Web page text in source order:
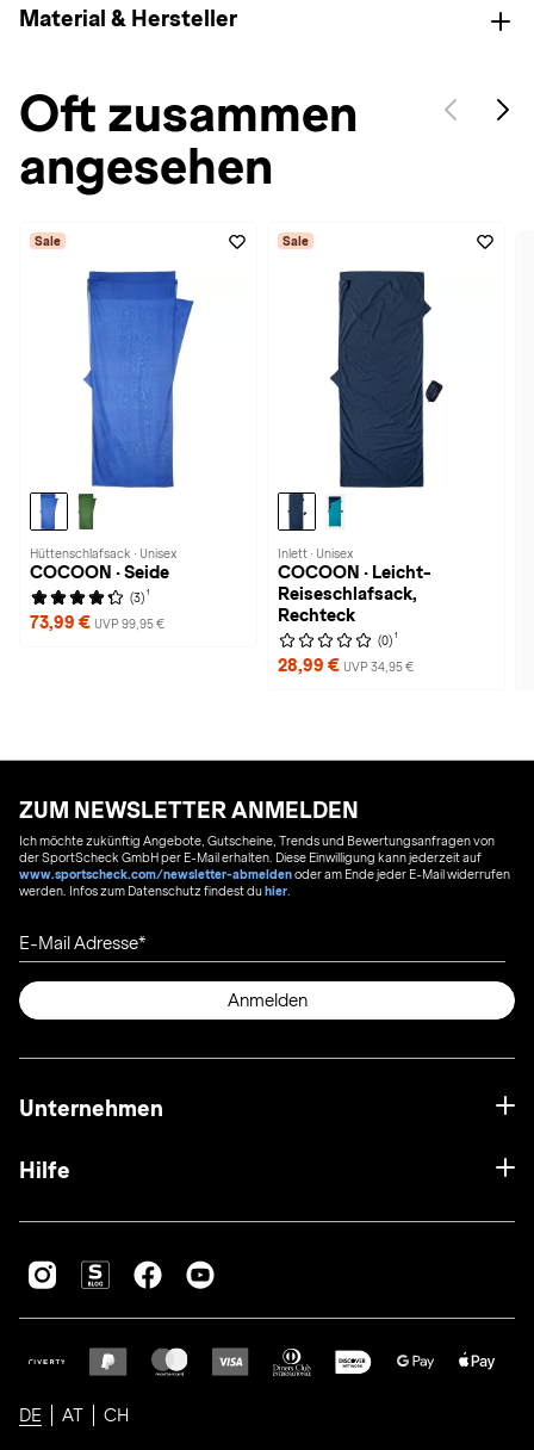
Material & Hersteller
Oft zusammen
angesehen
Sale
Hüttenschlafsack · Unisex
COCOON · Seide
(3) 1
73,99 € UVP 99,95 €
Sale
Inlett · Unisex
COCOON · Leicht-
Reiseschlafsack,
Rechteck
(0) 1
28,99 € UVP 34,95 €
ZUM NEWSLETTER ANMELDEN
Ich möchte zukünftig Angebote, Gutscheine, Trends und Bewertungsanfragen von
der SportScheck GmbH per E-Mail erhalten. Diese Einwilligung kann jederzeit auf
www.sportscheck.com/newsletter-abmeldenoder am Ende jeder E-Mail widerrufen
werden. Infos zum Datenschutz findest duhier
E-Mail Adresse
Anmelden
Unternehmen
Hilfe
DE AT CH